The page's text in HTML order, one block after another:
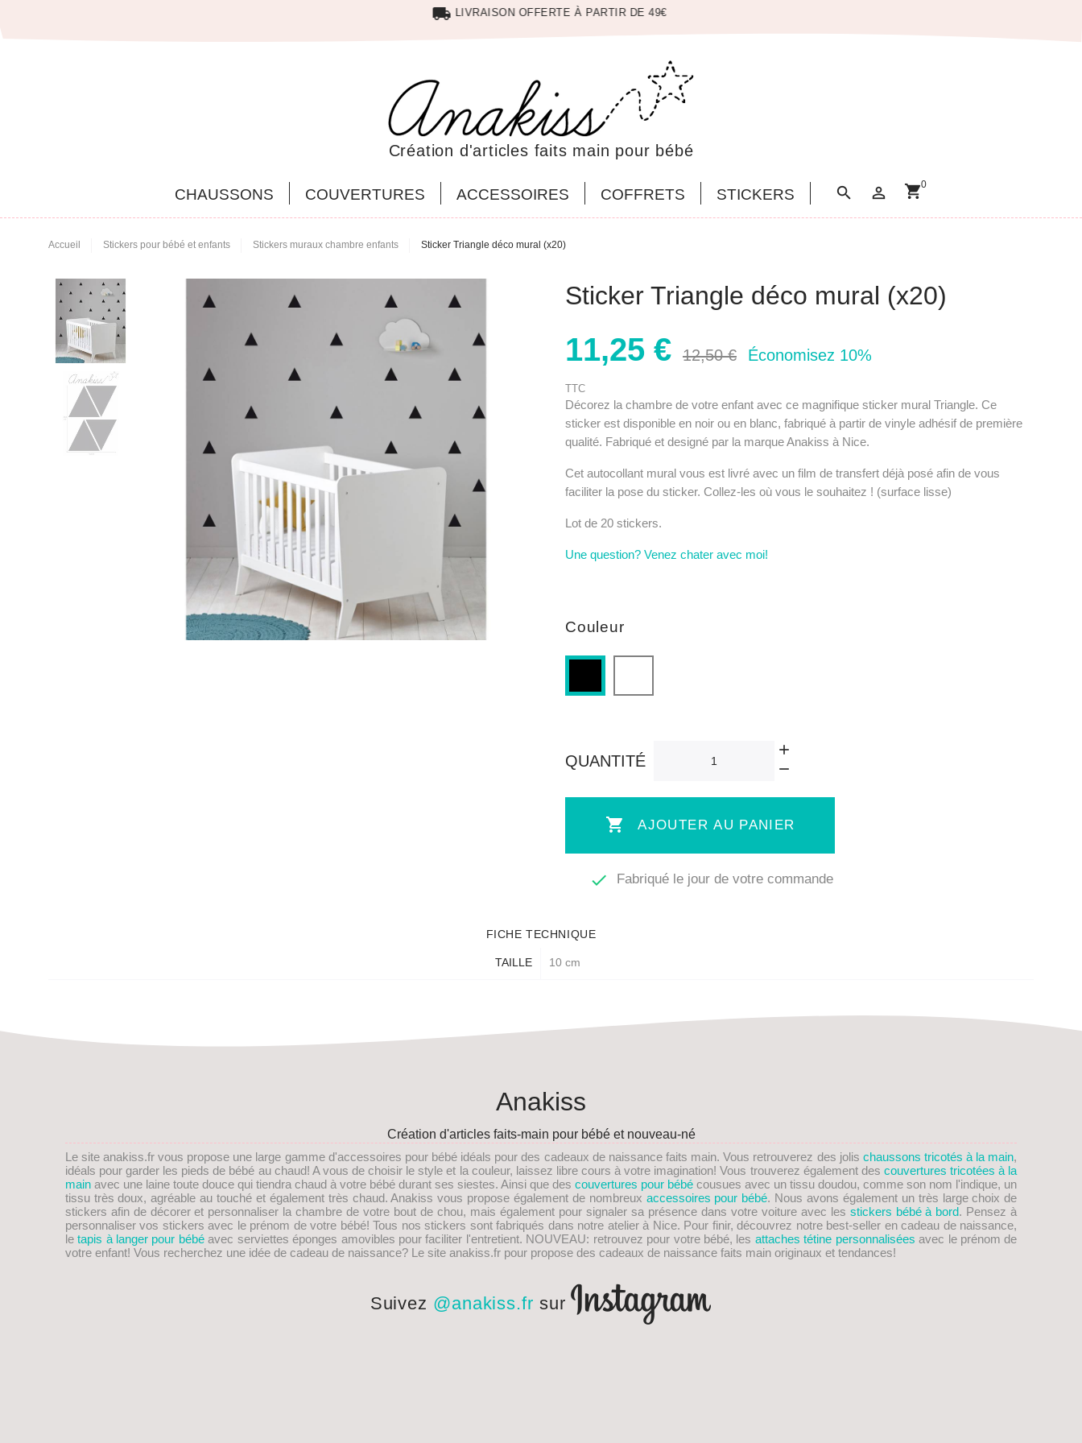
local_shippingLIVRAISON OFFERTE À PARTIR DE 49€
Création d'articles faits main pour bébé
CHAUSSONS COUVERTURES ACCESSOIRES COFFRETS STICKERS   shopping_cart0
Accueil Stickers pour bébé et enfants Stickers muraux chambre enfants Sticker Triangle déco mural (x20)
Sticker Triangle déco mural (x20)
11,25 € 12,50 € Économisez 10%
TTC
Décorez la chambre de votre enfant avec ce magnifique sticker mural Triangle. Ce
sticker est disponible en noir ou en blanc, fabriqué à partir de vinyle adhésif de première
qualité. Fabriqué et designé par la marque Anakiss à Nice.
Cet autocollant mural vous est livré avec un film de transfert déjà posé afin de vous
faciliter la pose du sticker. Collez-les où vous le souhaitez ! (surface lisse)
Lot de 20 stickers.
Une question? Venez chater avec moi!
Couleur
QUANTITÉ
 AJOUTER AU PANIER
 Fabriqué le jour de votre commande
FICHE TECHNIQUE
TAILLE 10 cm
Anakiss
Création d'articles faits-main pour bébé et nouveau-né
Le site anakiss.fr vous propose une large gamme d'accessoires pour bébé idéals pour des cadeaux de naissance faits main. Vous retrouverez des jolis chaussons tricotés à la main,
idéals pour garder les pieds de bébé au chaud! A vous de choisir le style et la couleur, laissez libre cours à votre imagination! Vous trouverez également des couvertures tricotées à la
mainavec une laine toute douce qui tiendra chaud à votre bébé durant ses siestes. Ainsi que descouvertures pour bébé cousues avec un tissu doudou, comme son nom l'indique, un
tissu très doux, agréable au touché et également très chaud. Anakiss vous propose également de nombreux accessoires pour bébé. Nous avons également un très large choix de
stickers afin de décorer et personnaliser la chambre de votre bout de chou, mais également pour signaler sa présence dans votre voiture avec les stickers bébé à bord. Pensez à
personnaliser vos stickers avec le prénom de votre bébé! Tous nos stickers sont fabriqués dans notre atelier à Nice. Pour finir, découvrez notre best-seller en cadeau de naissance,
letapis à langer pour bébéavec serviettes éponges amovibles pour faciliter l'entretient. NOUVEAU: retrouvez pour votre bébé, les attaches tétine personnalisées avec le prénom de
votre enfant! Vous recherchez une idée de cadeau de naissance? Le site anakiss.fr pour propose des cadeaux de naissance faits main originaux et tendances!
Suivez @anakiss.fr sur